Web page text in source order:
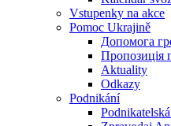
Vstupenky na akce
Pomoc Ukrajině
Допомога
Пропозиція
Aktuality
Odkazy
Podnikání